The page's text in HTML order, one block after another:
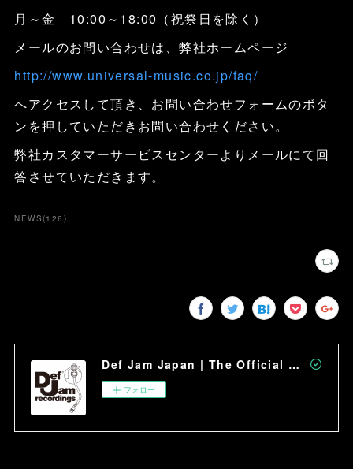
月～金 10:00～18:00（祝祭日を除く）
メールのお問い合わせは、弊社ホームページ
http://www.universal-music.co.jp/faq/
へアクセスして頂き、お問い合わせフォームのボタ
ンを押していただきお問い合わせください。
弊社カスタマーサービスセンターよりメールにて回
答させていただきます。
NEWS(126 )
Def Jam Japan | The Official Site
フォロー